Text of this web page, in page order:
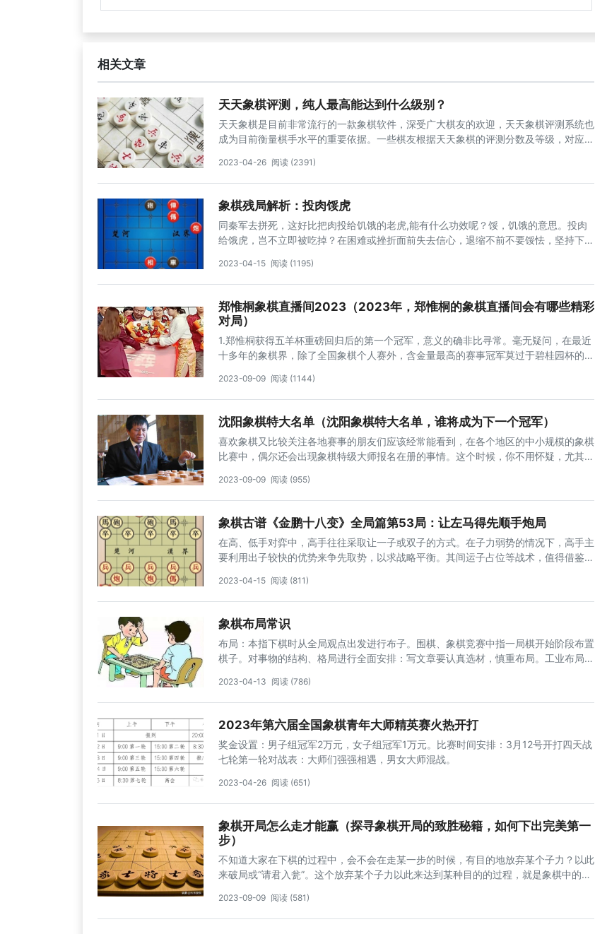
相关文章
天天象棋评测，纯人最高能达到什么级别？
天天象棋是目前非常流行的一款象棋软件，深受广大棋友的欢迎，天天象棋评测系统也
成为目前衡量棋手水平的重要依据。一些棋友根据天天象棋的评测分数及等级，对应划
2023-04-26 阅读 (2391)
象棋残局解析：投肉馁虎
同秦军去拼死，这好比把肉投给饥饿的老虎,能有什么功效呢？馁，饥饿的意思。投肉
给饿虎，岂不立即被吃掉？在困难或挫折面前失去信心，退缩不前不要馁怯，坚持下
2023-04-15 阅读 (1195)
郑惟桐象棋直播间2023（2023年，郑惟桐的象棋直播间会有哪些精彩
对局）
1.郑惟桐获得五羊杯重磅回归后的第一个冠军，意义的确非比寻常。毫无疑问，在最近
十多年的象棋界，除了全国象棋个人赛外，含金量最高的赛事冠军莫过于碧桂园杯的冠
绩和实力的重要参考。郑惟桐能获得五羊杯的冠军，说明他的棋力依旧保持在最佳水
平，尽管他在预赛的表现比较一般。
2023-09-09 阅读 (1144)
沈阳象棋特大名单（沈阳象棋特大名单，谁将成为下一个冠军）
喜欢象棋又比较关注各地赛事的朋友们应该经常能看到，在各个地区的中小规模的象棋
比赛中，偶尔还会出现象棋特级大师报名在册的事情。这个时候，你不用怀疑，尤其是
一人。苗永鹏特大，1954年11月份出生在沈阳市的一个普通的工人家庭。1967的时候
正值“文革”停课阶段，他父亲为了不让孩子们去社会上游荡和惹事，而制作了一副象
棋，后开始教几个孩子下象棋，13岁的苗永鹏从那个时候才算是正式的接触到了象
棋。
2023-09-09 阅读 (955)
象棋古谱《金鹏十八变》全局篇第53局：让左马得先顺手炮局
在高、低手对弈中，高手往往采取让一子或双子的方式。在子力弱势的情况下，高手主
要利用出子较快的优势来争先取势，以求战略平衡。其间运子占位等战术，值得借鉴。
2023-04-15 阅读 (811)
象棋布局常识
布局：本指下棋时从全局观点出发进行布子。围棋、象棋竞赛中指一局棋开始阶段布置
棋子。对事物的结构、格局进行全面安排：写文章要认真选材，慎重布局。工业布局不
2023-04-13 阅读 (786)
2023年第六届全国象棋青年大师精英赛火热开打
奖金设置：男子组冠军2万元，女子组冠军1万元。比赛时间安排：3月12号开打四天战
七轮第一轮对战表：大师们强强相遇，男女大师混战。
2023-04-26 阅读 (651)
象棋开局怎么走才能赢（探寻象棋开局的致胜秘籍，如何下出完美第一
步）
不知道大家在下棋的过程中，会不会在走某一步的时候，有目的地放弃某个子力？以此
来破局或“请君入瓮”。这个放弃某个子力以此来达到某种目的的过程，就是象棋中的一
先、取势、入局、攻杀、谋和等，最终目的是舍小取大。这是弃子的明智之举，高手对
决，不乏弃子战术
2023-09-09 阅读 (581)